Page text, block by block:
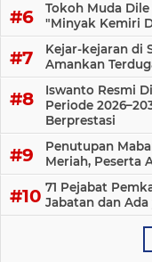
Tokoh Muda
"Minyak Kemiri
Kejar-kejaran di
Amankan
Iswanto Resmi
Periode
Berprestasi
Penutupan
Meriah, Peserta
71 Pejabat
Jabatan dan Ada